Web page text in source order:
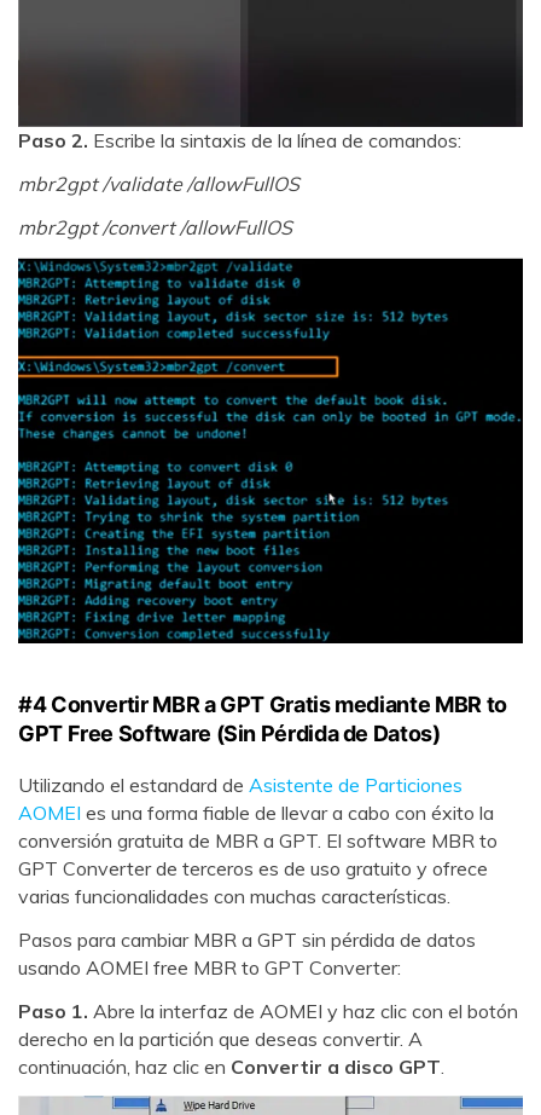
Paso 2. Escribe la sintaxis de la línea de comandos:
mbr2gpt /validate /allowFullOS
mbr2gpt /convert /allowFullOS
#4 Convertir MBR a GPT Gratis mediante MBR to
GPT Free Software (Sin Pérdida de Datos)
Utilizando el estandard de Asistente de Particiones
AOMEI es una forma fiable de llevar a cabo con éxito la
conversión gratuita de MBR a GPT. El software MBR to
GPT Converter de terceros es de uso gratuito y ofrece
varias funcionalidades con muchas características.
Pasos para cambiar MBR a GPT sin pérdida de datos
usando AOMEI free MBR to GPT Converter:
Paso 1. Abre la interfaz de AOMEI y haz clic con el botón
derecho en la partición que deseas convertir. A
continuación, haz clic en Convertir a disco GPT